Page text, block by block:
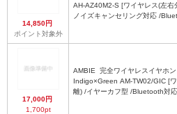
14,850円
ポイント対象外
AH-AZ40M2-S [ワイヤレス(左右
ノイズキャンセリング対応 /
17,000円
1,700pt
AMBIE
Indigo×Green AM-TW02/GIC [
離) /イヤーカフ型 /Bluetooth対